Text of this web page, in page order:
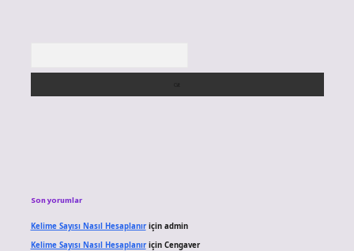
Son yorumlar
Kelime Sayısı Nasıl Hesaplanıriçin admin
Kelime Sayısı Nasıl Hesaplanıriçin Cengaver